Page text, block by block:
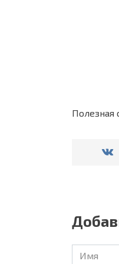
Полезная
Имя